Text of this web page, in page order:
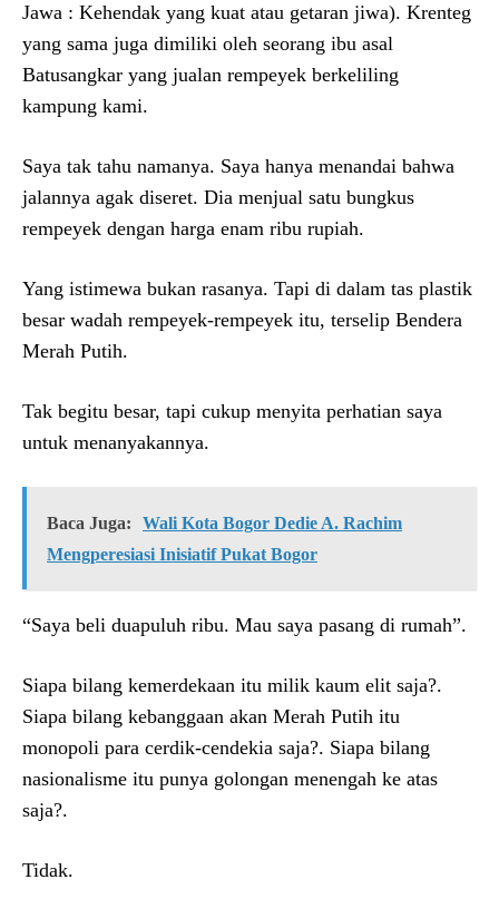
Jawa : Kehendak yang kuat atau getaran jiwa). Krenteg
yang sama juga dimiliki oleh seorang ibu asal
Batusangkar yang jualan rempeyek berkeliling
kampung kami.
Saya tak tahu namanya. Saya hanya menandai bahwa
jalannya agak diseret. Dia menjual satu bungkus
rempeyek dengan harga enam ribu rupiah.
Yang istimewa bukan rasanya. Tapi di dalam tas plastik
besar wadah rempeyek-rempeyek itu, terselip Bendera
Merah Putih.
Tak begitu besar, tapi cukup menyita perhatian saya
untuk menanyakannya.
Baca Juga:
Wali Kota Bogor Dedie A. Rachim
Mengperesiasi Inisiatif Pukat Bogor
“Saya beli duapuluh ribu. Mau saya pasang di rumah”.
Siapa bilang kemerdekaan itu milik kaum elit saja?.
Siapa bilang kebanggaan akan Merah Putih itu
monopoli para cerdik-cendekia saja?. Siapa bilang
nasionalisme itu punya golongan menengah ke atas
saja?.
Tidak.